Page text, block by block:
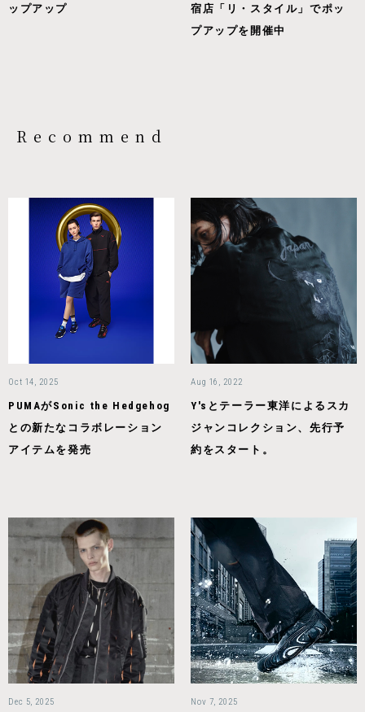
ップアップ
宿店「リ・スタイル」でポッ
プアップを開催中
Recommend
Oct 14, 2025
PUMAがSonic the Hedgehog
との新たなコラボレーション
アイテムを発売
Aug 16, 2022
Y'sとテーラー東洋によるスカ
ジャンコレクション、先行予
約をスタート。
Dec 5, 2025 Nov 7, 2025